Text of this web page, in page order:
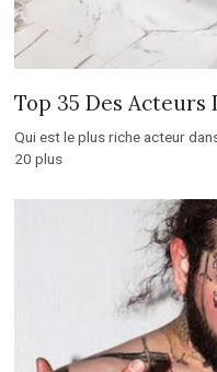
Top 35 Des Acteurs
Qui est le plus riche acteur
20 plus